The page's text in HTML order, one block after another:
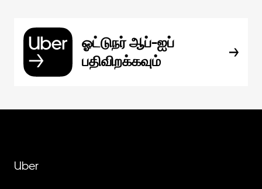
ஓட்டுநர் ஆப்-ஐப்
பதிவிறக்கவும்
Uber